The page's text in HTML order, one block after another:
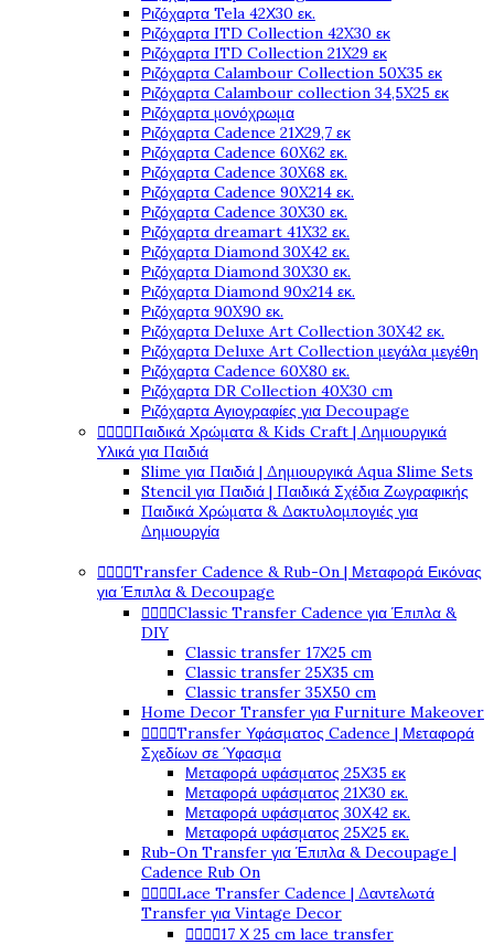
Ριζόχαρτα Tela 42Χ30 εκ.
Ριζόχαρτα ITD Collection 42X30 εκ
Ριζόχαρτα ITD Collection 21X29 εκ
Ριζόχαρτα Calambour Collection 50X35 εκ
Ριζόχαρτα Calambour collection 34,5X25 εκ
Ριζόχαρτα μονόχρωμα
Ριζόχαρτα Cadence 21Χ29,7 εκ
Ριζόχαρτα Cadence 60X62 εκ.
Ριζόχαρτα Cadence 30X68 εκ.
Ριζόχαρτα Cadence 90X214 εκ.
Ριζόχαρτα Cadence 30X30 εκ.
Ριζόχαρτα dreamart 41X32 εκ.
Ριζόχαρτα Diamond 30X42 εκ.
Ριζόχαρτα Diamond 30X30 εκ.
Ριζόχαρτα Diamond 90x214 εκ.
Ριζόχαρτα 90X90 εκ.
Ριζόχαρτα Deluxe Art Collection 30X42 εκ.
Ριζόχαρτα Deluxe Art Collection μεγάλα μεγέθη
Ριζόχαρτα Cadence 60X80 εκ.
Ριζόχαρτα DR Collection 40X30 cm
Ριζόχαρτα Αγιογραφίες για Decoupage
Παιδικά Χρώματα & Kids Craft | Δημιουργικά
Υλικά για Παιδιά
Slime για Παιδιά | Δημιουργικά Aqua Slime Sets
Stencil για Παιδιά | Παιδικά Σχέδια Ζωγραφικής
Παιδικά Χρώματα & Δακτυλομπογιές για
Δημιουργία
Transfer Cadence & Rub-On | Μεταφορά Εικόνας
για Έπιπλα & Decoupage
Classic Transfer Cadence για Έπιπλα &
DIY
Classic transfer 17Χ25 cm
Classic transfer 25Χ35 cm
Classic transfer 35Χ50 cm
Home Decor Transfer για Furniture Makeover
Transfer Υφάσματος Cadence | Μεταφορά
Σχεδίων σε Ύφασμα
Μεταφορά υφάσματος 25Χ35 εκ
Μεταφορά υφάσματος 21Χ30 εκ.
Μεταφορά υφάσματος 30Χ42 εκ.
Μεταφορά υφάσματος 25Χ25 εκ.
Rub-On Transfer για Έπιπλα & Decoupage |
Cadence Rub On
Lace Transfer Cadence | Δαντελωτά
Transfer για Vintage Decor
17 Χ 25 cm lace transfer